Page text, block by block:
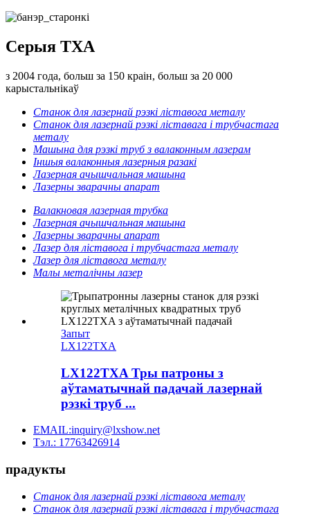
Серыя TXA
з 2004 года, больш за 150 краін, больш за 20 000
карыстальнікаў
Станок для лазернай рэзкі ліставога металу
Станок для лазернай рэзкі ліставага і трубчастага
металу
Машына для рэзкі труб з валаконным лазерам
Іншыя валаконныя лазерныя разакі
Лазерная ачышчальная машына
Лазерны зварачны апарат
Валакновая лазерная трубка
Лазерная ачышчальная машына
Лазерны зварачны апарат
Лазер для ліставога і трубчастага металу
Лазер для ліставога металу
Малы металічны лазер
Запыт
LX122TXA
LX122TXA Тры патроны з
аўтаматычнай падачай лазернай
рэзкі труб ...
EMAIL:inquiry@lxshow.net
Тэл.: 17763426914
прадукты
Станок для лазернай рэзкі ліставога металу
Станок для лазернай рэзкі ліставага і трубчастага